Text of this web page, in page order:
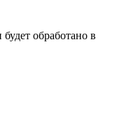
обработано в